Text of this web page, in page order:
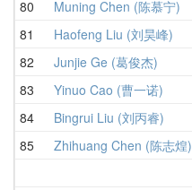
80
Muning Chen (陈慕宁)
81
Haofeng Liu (刘昊峰)
82
Junjie Ge (葛俊杰)
83
Yinuo Cao (曹一诺)
84
Bingrui Liu (刘丙睿)
85
Zhihuang Chen (陈志煌)